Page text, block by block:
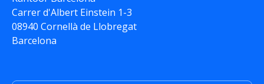
Carrer d'Albert Einstein 1-3
08940 Cornellà de Llobregat
Barcelona